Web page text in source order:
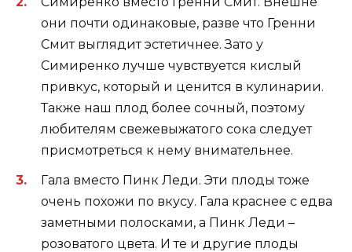
они почти одинаковые, разве что Гренни
Смит выглядит эстетичнее. Зато у
Симиренко лучше чувствуется кислый
привкус, который и ценится в кулинарии.
Также наш плод более сочный, поэтому
любителям свежевыжатого сока следует
присмотреться к нему внимательнее.
Гала вместо Пинк Леди. Эти плоды тоже
очень похожи по вкусу. Гала краснее с едва
заметными полосками, а Пинк Леди –
розоватого цвета. И те и другие плоды